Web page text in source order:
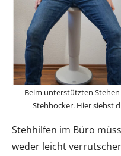
Beim unterstützten
Stehhocker. Hier siehst
Stehhilfen im Büro
weder leicht